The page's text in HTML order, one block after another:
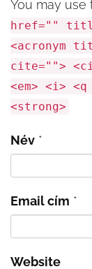
You may use
href=""
<acronym
cite="">
<em> <i>
<strong>
Név *
Email cím *
Website